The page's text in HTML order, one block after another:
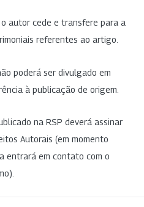
autor cede e transfere para a
referentes ao artigo.
poderá ser divulgado em
à publicação de origem.
na RSP deverá assinar
Autorais (em momento
entrará em contato com o